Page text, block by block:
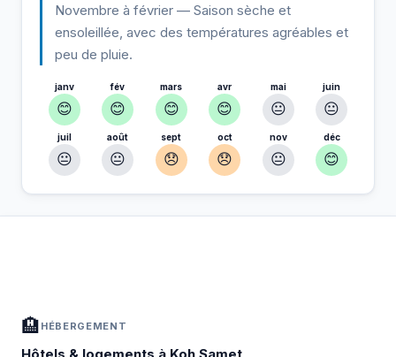
Novembre à février — Saison sèche et
ensoleillée, avec des températures agréables et
peu de pluie.
janv
😊
fév
😊
mars
😊
avr
😊
mai
😐
juin
😐
juil
😐
août
😐
sept
😞
oct
😞
nov
😐
déc
😊
🏨 HÉBERGEMENT